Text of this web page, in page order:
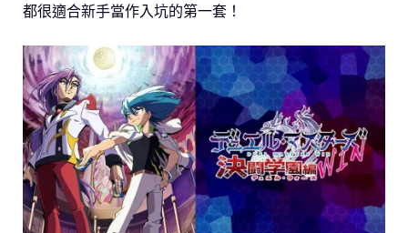
都很適合新手當作入坑的第一套！